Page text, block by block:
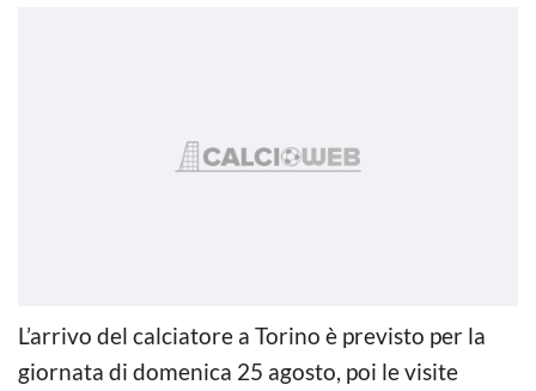
L’arrivo del calciatore a Torino è previsto per la
giornata di domenica 25 agosto, poi le visite